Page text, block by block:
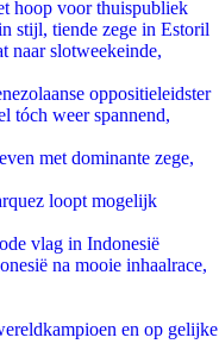
hoop voor thuispubliek
stijl, tiende zege in Estoril
naar slotweekeinde,
oppositieleidster
tóch weer spannend,
met dominante zege,
loopt mogelijk
vlag in Indonesië
na mooie inhaalrace,
en op gelijke